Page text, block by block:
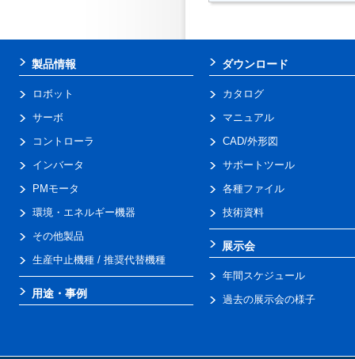
製品情報
ロボット
サーボ
コントローラ
インバータ
PMモータ
環境・エネルギー機器
その他製品
生産中止機種 / 推奨代替機種
用途・事例
ダウンロード
カタログ
マニュアル
CAD/外形図
サポートツール
各種ファイル
技術資料
展示会
年間スケジュール
過去の展示会の様子